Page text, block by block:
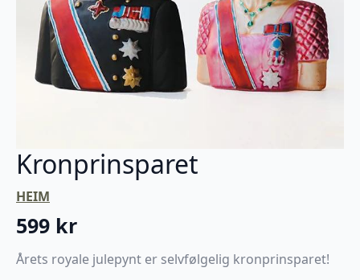
Kronprinsparet
HEIM
599 kr
Årets royale julepynt er selvfølgelig kronprinsparet!